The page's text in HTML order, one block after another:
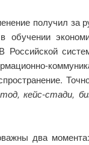
получил
обучении
кейс-стади,
два